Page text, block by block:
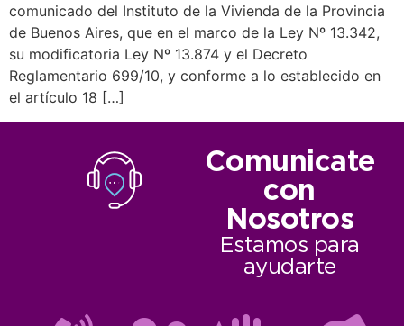
comunicado del Instituto de la Vivienda de la Provincia
de Buenos Aires, que en el marco de la Ley Nº 13.342,
su modificatoria Ley Nº 13.874 y el Decreto
Reglamentario 699/10, y conforme a lo establecido en
el artículo 18 […]
Comunicate
con
Nosotros
Estamos para
ayudarte